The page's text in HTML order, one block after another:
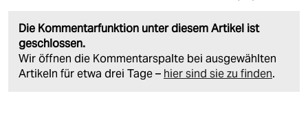
Die Kommentarfunktion unter diesem Artikel ist
geschlossen.
Wir öffnen die Kommentarspalte bei ausgewählten
Artikeln für etwa drei Tage – hier sind sie zu finden.